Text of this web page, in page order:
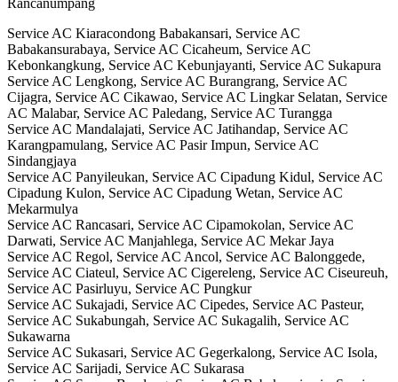
Service AC Kiaracondong Babakansari, Service AC
Babakansurabaya, Service AC Cicaheum, Service AC
Kebonkangkung, Service AC Kebunjayanti, Service AC Sukapura
Service AC Lengkong, Service AC Burangrang, Service AC
Cijagra, Service AC Cikawao, Service AC Lingkar Selatan, Service
AC Malabar, Service AC Paledang, Service AC Turangga
Service AC Mandalajati, Service AC Jatihandap, Service AC
Karangpamulang, Service AC Pasir Impun, Service AC
Sindangjaya
Service AC Panyileukan, Service AC Cipadung Kidul, Service AC
Cipadung Kulon, Service AC Cipadung Wetan, Service AC
Mekarmulya
Service AC Rancasari, Service AC Cipamokolan, Service AC
Darwati, Service AC Manjahlega, Service AC Mekar Jaya
Service AC Regol, Service AC Ancol, Service AC Balonggede,
Service AC Ciateul, Service AC Cigereleng, Service AC Ciseureuh,
Service AC Pasirluyu, Service AC Pungkur
Service AC Sukajadi, Service AC Cipedes, Service AC Pasteur,
Service AC Sukabungah, Service AC Sukagalih, Service AC
Sukawarna
Service AC Sukasari, Service AC Gegerkalong, Service AC Isola,
Service AC Sarijadi, Service AC Sukarasa